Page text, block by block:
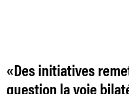
«Des initiatives
question la voie